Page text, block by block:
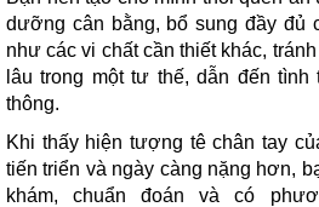
dưỡng cân bằng, bổ sung đầy đủ
như các vi chất cần thiết khác,
lâu trong một tư thế, dẫn đến
thông.
Khi thấy hiện tượng tê chân tay
tiến triển và ngày càng nặng hơn,
khám, chuẩn đoán và có